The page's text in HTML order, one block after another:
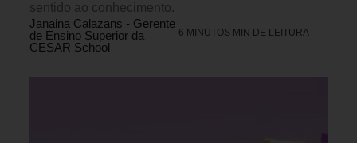
sentido ao conhecimento.
Janaina Calazans - Gerente
de Ensino Superior da
CESAR School
6 MINUTOS MIN DE LEITURA